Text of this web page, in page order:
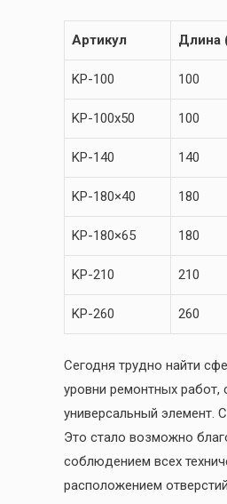
Артикул Длина
KP-100 100
KP-100х50 100
KP-140 140
KP-180×40 180
KP-180×65 180
KP-210 210
KP-260 260
Сегодня трудно найти
уровни ремонтных
универсальный элемент.
Это стало возможно
соблюдением всех
расположением